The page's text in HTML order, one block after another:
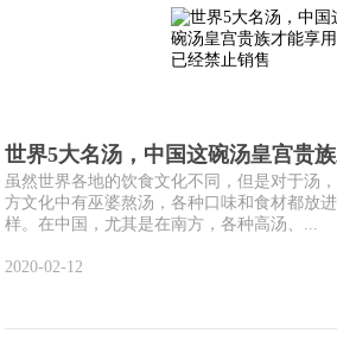
世界5大名汤，中国这碗汤皇宫贵
虽然世界各地的饮食文化不同，但是对于汤
方文化中有巫婆熬汤，各种口味和食材都放
样。在中国，尤其是在南方，各种高汤、...
2020-02-12